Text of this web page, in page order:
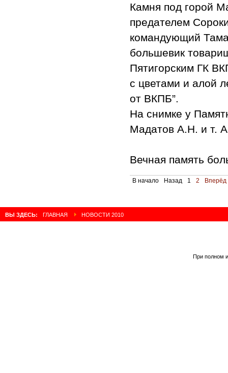
Камня под горой
предателем
командующий
большевик
Пятигорским ГК
с цветами и алой
от ВКПБ”.
На снимке у
Мадатов А.Н. и т.
Вечная память
В начало Назад 1 2 Вперёд
ВЫ ЗДЕСЬ: ГЛАВНАЯ НОВОСТИ 2010
При полном